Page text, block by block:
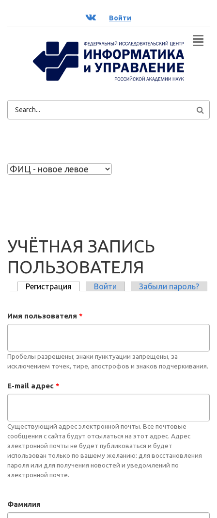
ВК Войти
ФОРМА
УЧЁТНАЯ ЗАПИСЬ
ПОЛЬЗОВАТЕЛЯ
Регистрация (активная вкладка)
Войти Забыли пароль?
Имя пользователя *
Пробелы разрешены; знаки пунктуации запрещены, за
исключением точек, тире, апострофов и знаков подчеркивания.
E-mail адрес *
Существующий адрес электронной почты. Все почтовые
сообщения с сайта будут отсылаться на этот адрес. Адрес
электронной почты не будет публиковаться и будет
использован только по вашему желанию: для восстановления
пароля или для получения новостей и уведомлений по
электронной почте.
Фамилия